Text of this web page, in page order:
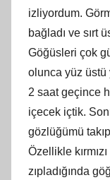
izliyordum.
bağladı ve sırt
Göğüsleri çok
olunca yüz üstü
2 saat geçince
içecek içtik.
gözlüğümü
Özellikle
zıpladığında